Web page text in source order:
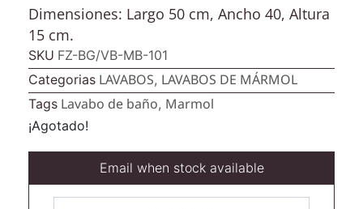
Dimensiones: Largo 50 cm, Ancho 40, Altura
15 cm.
SKU FZ-BG/VB-MB-101
Categorias LAVABOS, LAVABOS DE MÁRMOL
Tags Lavabo de baño, Marmol
¡Agotado!
Email when stock available